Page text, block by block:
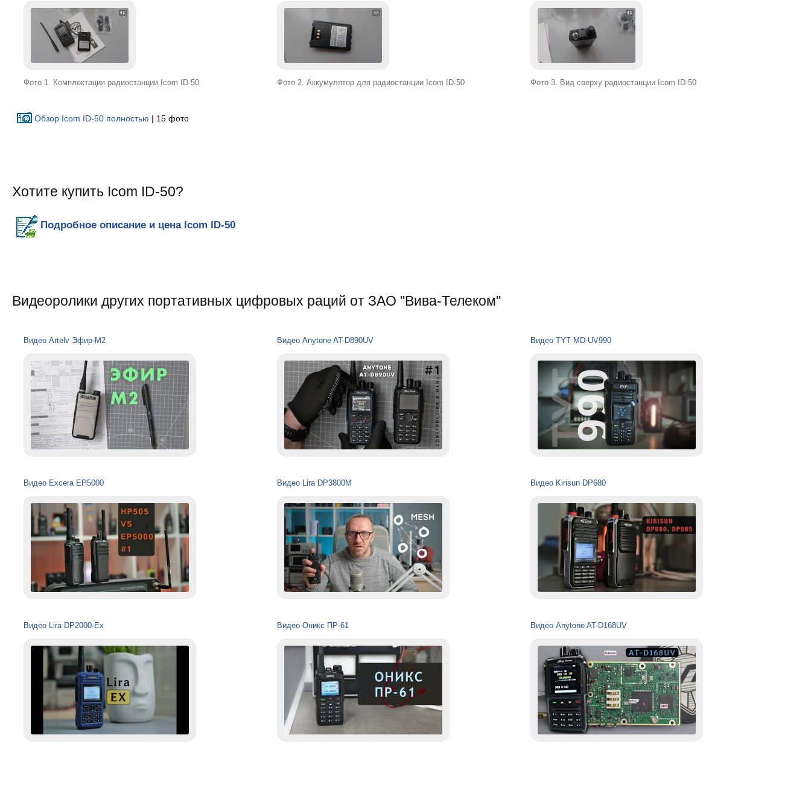
Фото 1. Комплектация радиостанции Icom ID-50 Фото 2. Аккумулятор для радиостанции Icom ID-50 Фото 3. Вид сверху радиостанции Icom ID-50
Обзор Icom ID-50 полностью | 15 фото
Хотите купить Icom ID-50?
Подробное описание и цена Icom ID-50
Видеоролики других портативных цифровых раций от ЗАО "Вива-Телеком"
Видео Artelv Эфир-М2 Видео Anytone AT-D890UV Видео TYT MD-UV990
Видео Excera EP5000 Видео Lira DP3800M Видео Kirisun DP680
Видео Lira DP2000-Ex Видео Оникс ПР-61 Видео Anytone AT-D168UV